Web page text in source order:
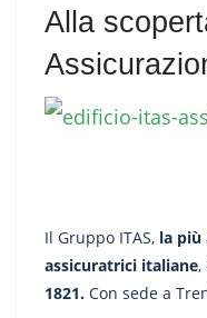
Alla
Trento
Il Gruppo ITAS, la più
assicuratrici italiane,
1821. Con sede a